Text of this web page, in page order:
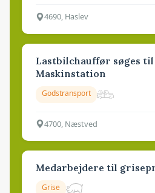
4690, Haslev
Lastbilchauffør søges
Maskinstation
Godstransport
4700, Næstved
Medarbejdere til
Grise